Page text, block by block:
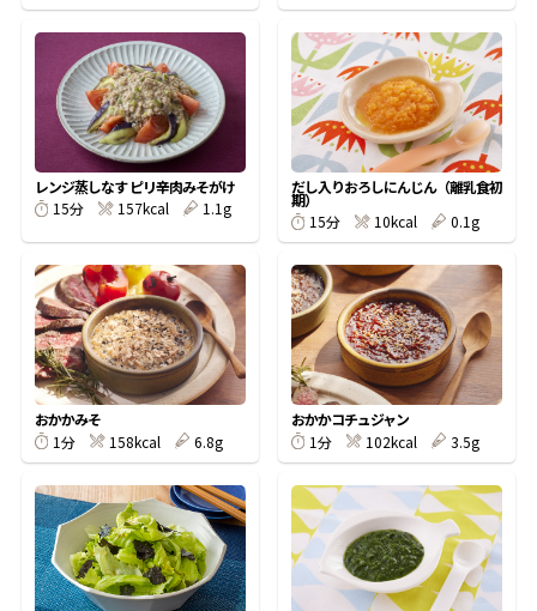
だし粉
商品情報一覧
おすすめサイト
新鮮一番
氷熟®︎
レンジ蒸しなす ピリ辛肉みそがけ
15分
157kcal 1.1g
だし入りおろしにんじん（離乳食初
期）
15分
10kcal 0.1g
おかかみそ
1分
158kcal 6.8g
おかかコチュジャン
1分
102kcal 3.5g